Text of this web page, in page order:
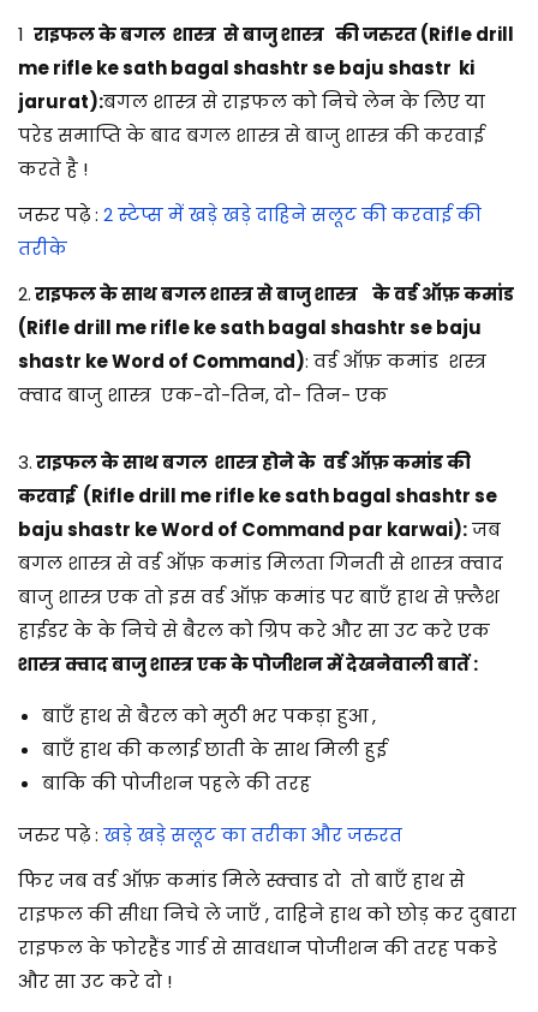
1 राइफल के बगल शास्त्र से बाजु शास्त्र की जरुरत (Rifle drill
me rifle ke sath bagal shashtr se baju shastr ki
jarurat):बगल शास्त्र से राइफल को निचे लेन के लिए या
परेड समाप्ति के बाद बगल शास्त्र से बाजु शास्त्र की करवाई
करते है !
जरुर पढ़े : 2 स्टेप्स में खड़े खड़े दाहिने सलूट की करवाई की
तरीके
2.राइफल के साथ बगल शास्त्र से बाजु शास्त्र के वर्ड ऑफ़ कमांड
(Rifle drill me rifle ke sath bagal shashtr se baju
shastr keWord of Command): वर्ड ऑफ़ कमांड शस्त्र
क्वाद बाजु शास्त्र एक-दो-तिन, दो- तिन- एक
3.राइफल के साथ बगल शास्त्र होने के वर्ड ऑफ़ कमांड की
करवाई (Rifle drill me rifle ke sath bagal shashtr se
baju shastr keWord of Command par karwai):जब
बगल शास्त्र से वर्ड ऑफ़ कमांड मिलतागिनती से शास्त्र क्वाद
बाजु शास्त्र एक तो इस वर्ड ऑफ़ कमांड पर बाएँ हाथ से फ़्लैश
हाईडर के के निचे से बैरल को ग्रिप करे और सा उट करे एक
शास्त्र क्वाद बाजु शास्त्र एक के पोजीशन में देखनेवाली बातें :
बाएँ हाथ से बैरल को मुठी भर पकड़ा हुआ ,
बाएँ हाथ की कलाई छाती के साथ मिली हुई
बाकि की पोजीशन पहले की तरह
जरुर पढ़े : खड़े खड़े सलूट का तरीका और जरुरत
फिर जब वर्ड ऑफ़ कमांड मिले स्क्वाड दो तो बाएँ हाथ से
राइफल की सीधा निचे ले जाएँ , दाहिने हाथ को छोड़ कर दुबारा
राइफल के फोरहैंड गार्ड से सावधान पोजीशन की तरह पकडे
और सा उट करे दो !